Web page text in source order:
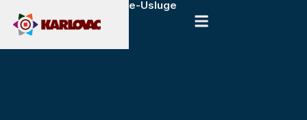
e-Usluge